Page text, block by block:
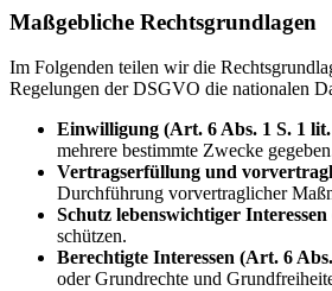
Maßgebliche Rechtsgrundlagen
Im Folgenden teilen wir die
Regelungen der DSGVO die nationalen
Einwilligung (Art. 6 Abs. 1 S. 1
mehrere bestimmte Zwecke
Vertragserfüllung und
Durchführung vorvertraglicher
Schutz lebenswichtiger
schützen.
Berechtigte Interessen (Art. 6
oder Grundrechte und